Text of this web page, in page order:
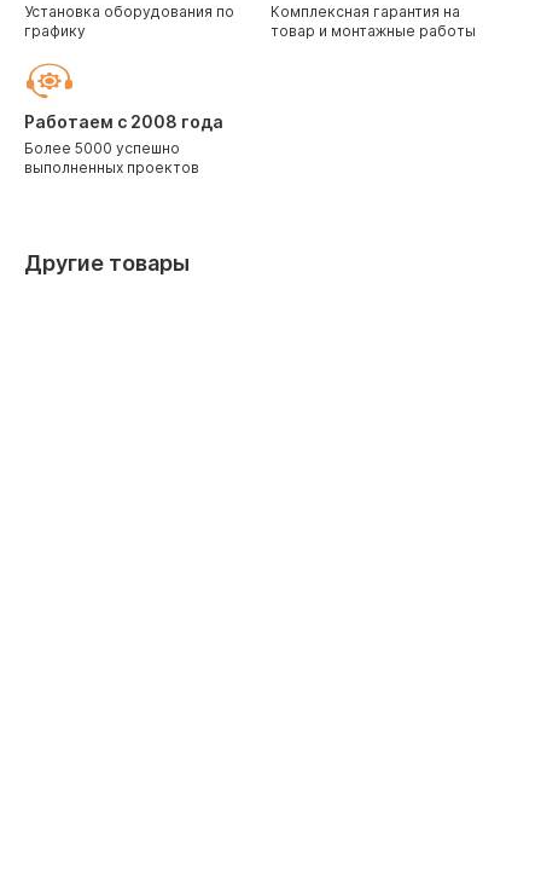
Установка оборудования по
графику
Комплексная гарантия на
товар и монтажные работы
Работаем с 2008 года
Более 5000 успешно
выполненных проектов
Другие товары